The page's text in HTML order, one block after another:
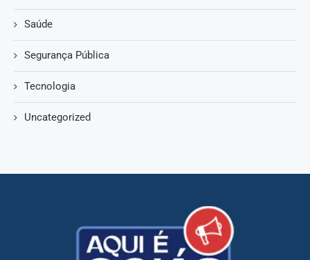
Saúde
Segurança Pública
Tecnologia
Uncategorized